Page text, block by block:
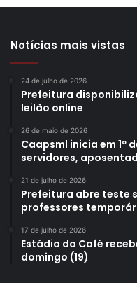
Notícias mais vistas
24 de julho de 2026
Prefeitura
leilão online
26 de maio de 2026
Caapsml inicia em 1º
servidores,
21 de julho de 2026
Prefeitura abre teste
professores
17 de julho de 2026
Estádio do Café
domingo (19)